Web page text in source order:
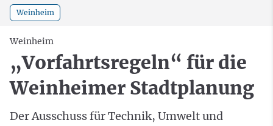
Weinheim
Weinheim
„Vorfahrtsregeln“ für die
Weinheimer Stadtplanung
Der Ausschuss für Technik, Umwelt und